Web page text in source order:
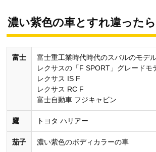
濃い紫色の車とすれ違った
富士
富士重工業時代時代のスバルのモデ
レクサスの「F SPORT」グレードモ
レクサス IS F
レクサス RC F
富士自動車 フジキャビン
鷹 トヨタ ハリアー
茄子 濃い紫色のボディカラーの車